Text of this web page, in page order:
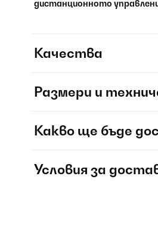
дистанционното
Качества
Размери и
Какво ще бъде
Условия за